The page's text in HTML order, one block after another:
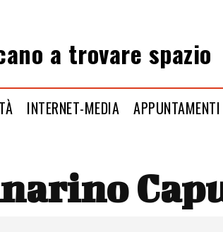
a trovare spazio
INTERNET-MEDIA APPUNTAMENTI